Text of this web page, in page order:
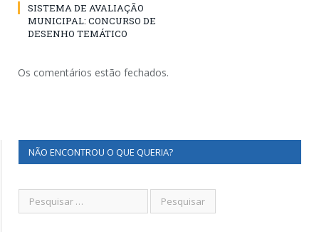
SISTEMA DE AVALIAÇÃO
MUNICIPAL: CONCURSO DE
DESENHO TEMÁTICO
Os comentários estão fechados.
NÃO ENCONTROU O QUE QUERIA?